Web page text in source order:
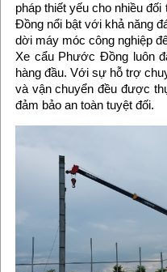
pháp thiết yếu cho nhiều
Đồng nổi bật với khả năng
dời máy móc công nghiệp
Xe cẩu Phước Đồng luôn
hàng đầu. Với sự hỗ trợ
và vận chuyển đều được
đảm bảo an toàn tuyệt đối.